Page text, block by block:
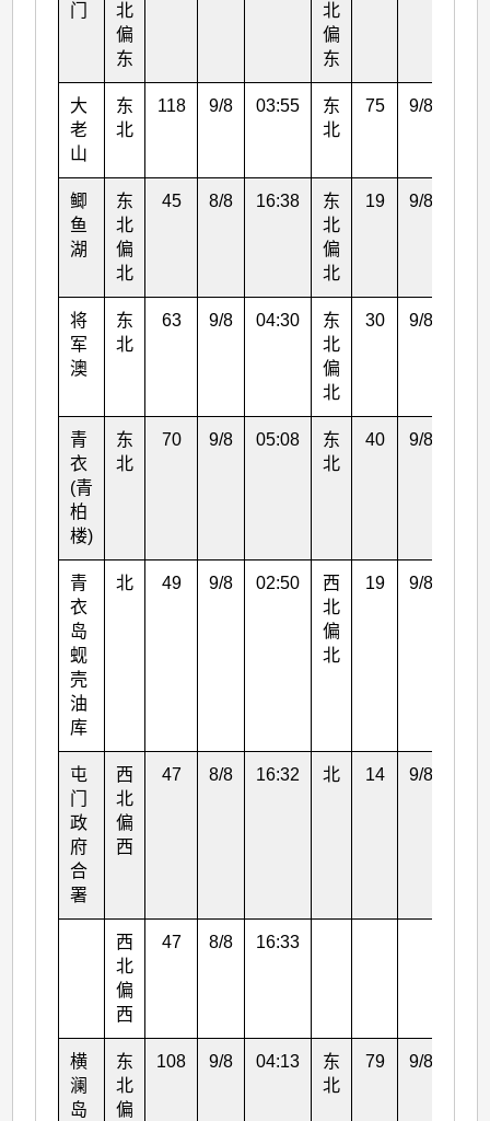
门
北
偏
东
北
偏
东
大
老
山
东
北
118 9/8 03:55
东
北
75 9/8
鲫
鱼
湖
东
北
偏
北
45 8/8 16:38
东
北
偏
北
19 9/8
将
军
澳
东
北
63 9/8 04:30
东
北
偏
北
30 9/8
青
衣
(青
柏
楼)
东
北
70 9/8 05:08
东
北
40 9/8
青
衣
岛
蚬
壳
油
库
北 49 9/8 02:50
西
北
偏
北
19 9/8
屯
门
政
府
合
署
西
北
偏
西
47 8/8 16:32 北 14 9/8
西
北
偏
西
47 8/8 16:33
横
澜
岛
东
北
偏
108 9/8 04:13
东
北
79 9/8